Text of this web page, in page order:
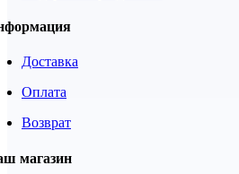
Доставка
Оплата
Возврат
магазин